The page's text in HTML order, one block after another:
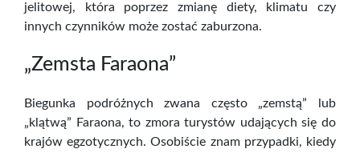
jelitowej, która poprzez zmianę diety, klimatu czy
innych czynników może zostać zaburzona.
„Zemsta Faraona”
Biegunka podróżnych zwana często „zemstą” lub
„klątwą” Faraona, to zmora turystów udających się do
krajów egzotycznych. Osobiście znam przypadki, kiedy